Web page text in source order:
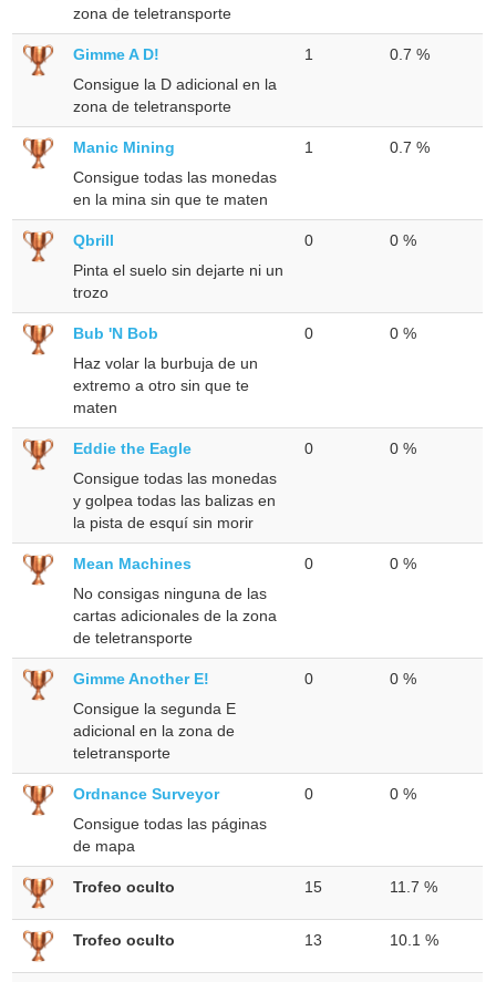
zona de teletransporte
Gimme A D!
Consigue la D adicional en la
zona de teletransporte
1 0.7 %
Manic Mining
Consigue todas las monedas
en la mina sin que te maten
1 0.7 %
Qbrill
Pinta el suelo sin dejarte ni un
trozo
0 0 %
Bub 'N Bob
Haz volar la burbuja de un
extremo a otro sin que te
maten
0 0 %
Eddie the Eagle
Consigue todas las monedas
y golpea todas las balizas en
la pista de esquí sin morir
0 0 %
Mean Machines
No consigas ninguna de las
cartas adicionales de la zona
de teletransporte
0 0 %
Gimme Another E!
Consigue la segunda E
adicional en la zona de
teletransporte
0 0 %
Ordnance Surveyor
Consigue todas las páginas
de mapa
0 0 %
Trofeo oculto 15 11.7 %
Trofeo oculto 13 10.1 %